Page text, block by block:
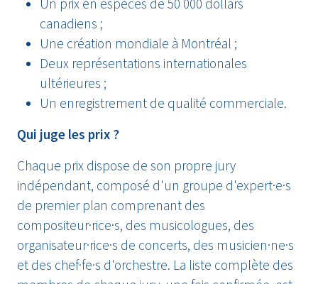
canadiens ;
Une création mondiale à Montréal ;
Deux représentations internationales
ultérieures ;
Un enregistrement de qualité commerciale.
Qui juge les prix ?
Chaque prix dispose de son propre jury
indépendant, composé d'un groupe d'expert·e·s
de premier plan comprenant des
compositeur·rice·s, des musicologues, des
organisateur·rice·s de concerts, des musicien·ne·s
et des chef·fe·s d'orchestre. La liste complète des